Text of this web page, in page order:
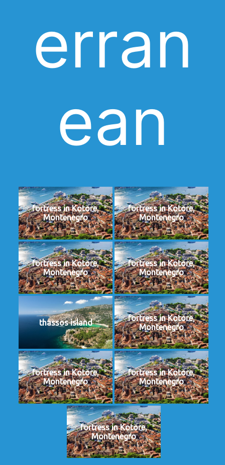
erran
ean
fortress in Kotore,
Montenegro
fortress in Kotore,
Montenegro
fortress in Kotore,
Montenegro
fortress in Kotore,
Montenegro
thassos island
fortress in Kotore,
Montenegro
fortress in Kotore,
Montenegro
fortress in Kotore,
Montenegro
fortress in Kotore,
Montenegro